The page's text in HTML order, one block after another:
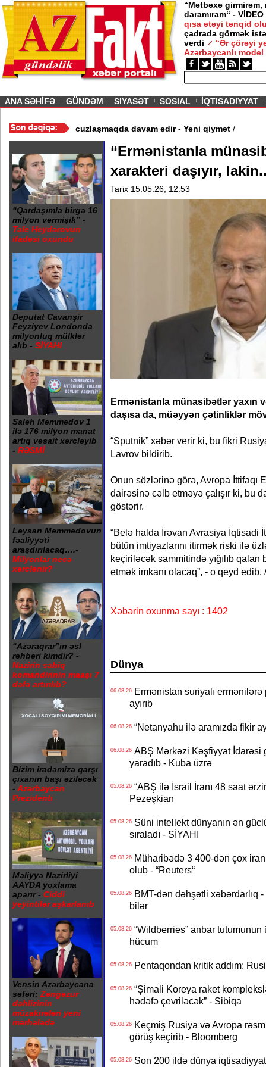
“Mətbəxə girmirəm,
daramıram“ - VİDEO
qısa ətəyi tənqid
çadrada görmək
verdi
“Ər çörəyi
Azərbaycanlı model
ANA SƏHİFƏ GÜNDƏM SIYASƏT SOSIAL İQTISADIYYAT
/ Azərbaycan nefti ucuzlaşmaqda davam edir - Yeni qiymət
“Qardaşımla birgə 16
milyon vermişik” -
Tale Heydərovun
ifadəsi oxundu
Deputat Cavanşir
Feyziyev Londonda
milyonluq mülklər
alıb - SİYAHI
Saleh Məmmədov 1
ilə 176 milyon manat
artıq vəsait xərcləyib
- RƏSMİ
Leysan Məmmədovun
fəaliyyəti
araşdırılacaq….-
Milyonlar necə
xərclənir?
“Azəraqrar”ın əsl
rəhbəri kimdir? -
Nazirin sabiq
komandirinin maaşı 7
dəfə artırılıb?
Bizim iradəmizə qarşı
çıxanın başı əziləcək
- Azərbaycan
Prezidenti
Maliyyə Nazirliyi
AAYDA yoxlama
aparır - Ciddi
yeyintilər aşkarlanıb
Vensin Azərbaycana
səfəri: Zəngəzur
dəhlizinin
müzakirələri yeni
mərhələdə
“Ermənistanla
xarakteri daşıyır,
Tarix 15.05.26, 12:53
Ermənistanla münasibətlər yaxın
daşısa da, müəyyən çətinliklər
“Sputnik” xəbər verir ki, bu fikri
Lavrov bildirib.
Onun sözlərinə görə, Avropa İttifaqı
dairəsinə cəlb etməyə çalışır ki, bu
göstərir.
“Belə halda İrəvan Avrasiya İqtisadi
bütün imtiyazlarını itirmək riski ilə
keçiriləcək sammitində yığılıb
etmək imkanı olacaq”, - o qeyd edib.
Xəbərin oxunma sayı : 1402
Dünya
06.08.26Ermənistan suriyalı ermənilərə
ayırıb
06.08.26“Netanyahu ilə aramızda fikir
06.08.26ABŞ Mərkəzi Kəşfiyyat İdarəsi
yaradıb - Kuba üzrə
05.08.26“ABŞ ilə İsrail İranı 48 saat
Pezeşkian
05.08.26Süni intellekt dünyanın ən
sıraladı - SİYAHI
05.08.26Müharibədə 3 400-dən çox
olub - “Reuters“
05.08.26BMT-dən dəhşətli xəbərdarlıq
bilər
05.08.26“Wildberries” anbar tutumunun
hücum
05.08.26Pentaqondan kritik addım:
05.08.26“Şimali Koreya raket
hədəfə çevriləcək” - Sibiqa
05.08.26Keçmiş Rusiya və Avropa
görüş keçirib - Bloomberg
05.08.26Son 200 ildə dünya